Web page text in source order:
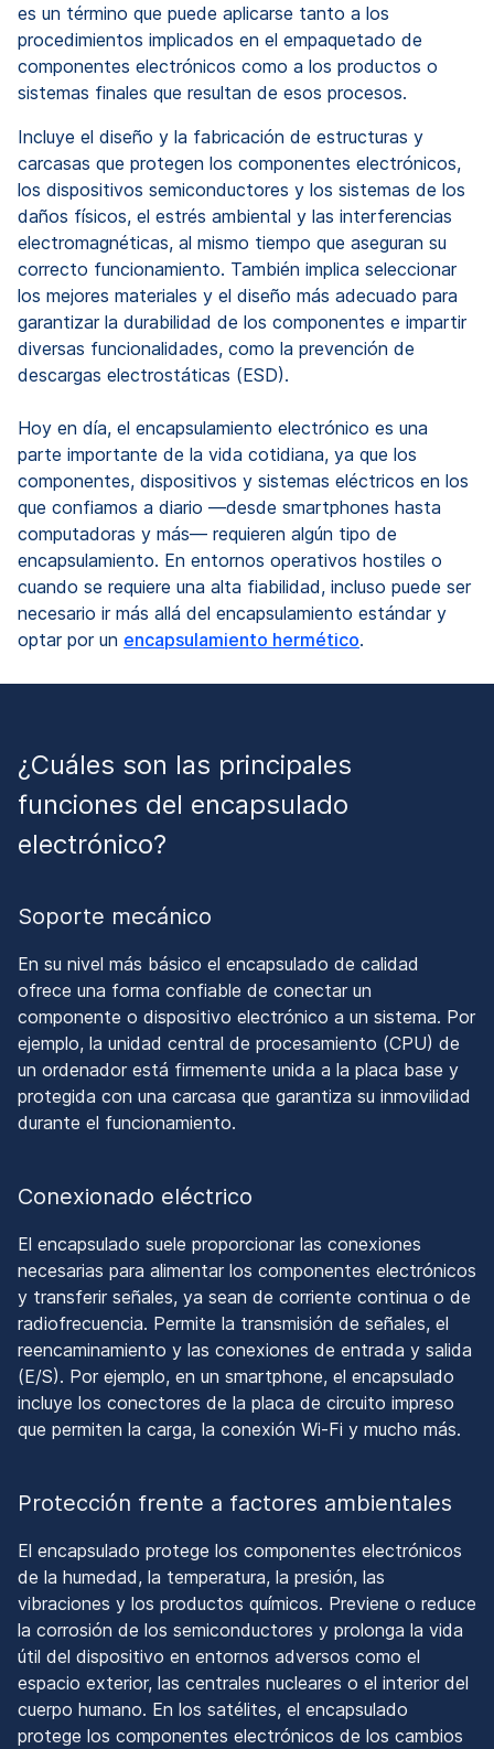
es un término que puede aplicarse tanto a los
procedimientos implicados en el empaquetado de
componentes electrónicos como a los productos o
sistemas finales que resultan de esos procesos.
Incluye el diseño y la fabricación de estructuras y
carcasas que protegen los componentes electrónicos,
los dispositivos semiconductores y los sistemas de los
daños físicos, el estrés ambiental y las interferencias
electromagnéticas, al mismo tiempo que aseguran su
correcto funcionamiento. También implica seleccionar
los mejores materiales y el diseño más adecuado para
garantizar la durabilidad de los componentes e impartir
diversas funcionalidades, como la prevención de
descargas electrostáticas (ESD).
Hoy en día, el encapsulamiento electrónico es una
parte importante de la vida cotidiana, ya que los
componentes, dispositivos y sistemas eléctricos en los
que confiamos a diario —desde smartphones hasta
computadoras y más— requieren algún tipo de
encapsulamiento. En entornos operativos hostiles o
cuando se requiere una alta fiabilidad, incluso puede ser
necesario ir más allá del encapsulamiento estándar y
optar por un encapsulamiento hermético.
¿Cuáles son las principales
funciones del encapsulado
electrónico?
Soporte mecánico
En su nivel más básico el encapsulado de calidad
ofrece una forma confiable de conectar un
componente o dispositivo electrónico a un sistema. Por
ejemplo, la unidad central de procesamiento (CPU) de
un ordenador está firmemente unida a la placa base y
protegida con una carcasa que garantiza su inmovilidad
durante el funcionamiento.
Conexionado eléctrico
El encapsulado suele proporcionar las conexiones
necesarias para alimentar los componentes electrónicos
y transferir señales, ya sean de corriente continua o de
radiofrecuencia. Permite la transmisión de señales, el
reencaminamiento y las conexiones de entrada y salida
(E/S). Por ejemplo, en un smartphone, el encapsulado
incluye los conectores de la placa de circuito impreso
que permiten la carga, la conexión Wi-Fi y mucho más.
Protección frente a factores ambientales
El encapsulado protege los componentes electrónicos
de la humedad, la temperatura, la presión, las
vibraciones y los productos químicos. Previene o reduce
la corrosión de los semiconductores y prolonga la vida
útil del dispositivo en entornos adversos como el
espacio exterior, las centrales nucleares o el interior del
cuerpo humano. En los satélites, el encapsulado
protege los componentes electrónicos de los cambios